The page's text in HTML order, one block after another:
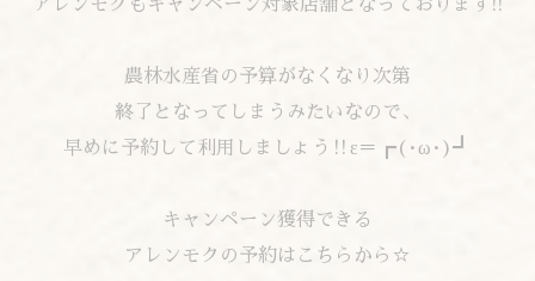
アレンモクもキャンペーン対象店舗となっております!!
農林水産省の予算がなくなり次第
終了となってしまうみたいなので、
早めに予約して利用しましょう‼ε＝┏(·ω·)┛
キャンペーン獲得できる
アレンモクの予約はこちらから☆